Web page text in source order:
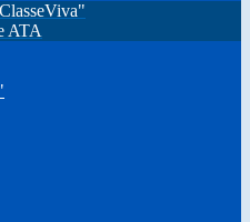
ATA